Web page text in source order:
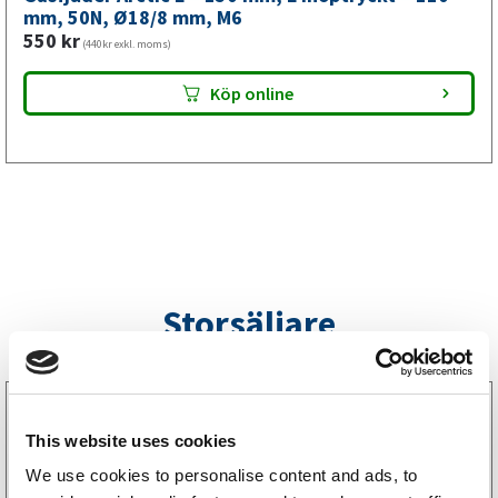
This website uses cookies
We use cookies to personalise content and ads, to
mm,
M6
mängd
mm, 50N, Ø18/8 mm, M6
550 kr (440kr exkl. moms)
Köp online
Storsäljare
LGF Skylt Självhäftande